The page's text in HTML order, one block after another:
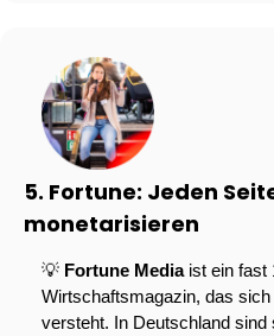
5. Fortune: Jeden
monetarisieren
💡 Fortune Media ist ein fast
Wirtschaftsmagazin, das
versteht. In Deutschland